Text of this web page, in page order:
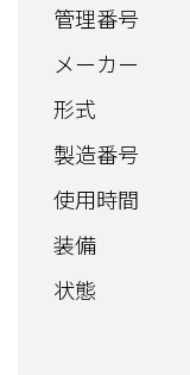
管理番号
メーカー
形式
製造番号
使用時間
装備
状態